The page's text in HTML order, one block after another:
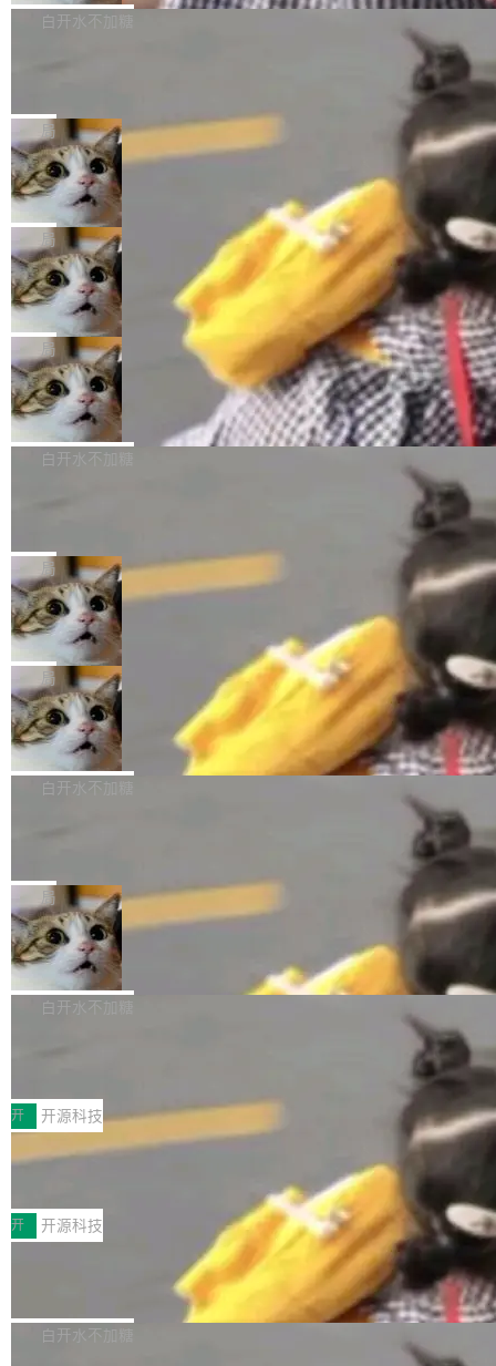
P9 patch03及以上版本。 *升级路径：设置 > 搜
很多中国音视频开发者而言，这个名字并不陌
“启蒙老师”。 而今年，恰好是雷霄骅离世十周
年。FFmpeg 社区最终选择用一个大版本的名
字，留下了这份纪念。 雷霄骅曾是中国传媒大学
数字电视技术方向的博士生，长期从事视频、音
频技...
导致公司在多个项目上超支。《金融时报》报道
编写程序，目标是完成电商平台作者信息与商品
列表的数据匹配 —— 一项常规的数据处理任
务，最终却产生了 180 万美元的账单，实际支出
超出原定预算 860%。 更令人意外的是，该项目
最终并未成功落地，而高额算力消耗持续运行长
达 5 个月，公司直到财务对账时才察觉异常。这
意味着一个无人看管的 AI 程序，在近半年时间
里日夜不停地"烧钱"。 复盘显示，...
白开水不加糖
e CEO Clément Delangue 在 CNBC 的采访里
没有拐弯抹角。他说中国正在赢得 AI 竞赛，而
且按目前的速度，中国 AI 工具预计在今年底或
2027 年就能追上美国前沿实验室的水平。 Dela
ngue 把原因归结为一件事：开放协作。中国的
AI 开发者在一个共享和协作的生态里加速迭代，
而美国模型厂商在"闭门造车"。他的原话是 "buil
ding in silos"——各自为战，互不通气。 这个判
断从他嘴里说出来分量不同。Hugging Face 是
全球最大的开源 AI 平台，上面跑着上百万个模
型。谁在开源赛道上领先，...
局
当 AI agent 把源码变成了最好的扩展系
统，开发者工具必须开源
五年前，David Crawshaw 问过很多软件工程师
一个问题：你写过什么给自己用的程序？答案几
乎都是没有。工程师们整天用别人写的程序写程
序给别人用。偶尔有人自己写个博客系统、智能
家居控制、家庭实验室，都算稀奇事。 Crawsh
aw 是 Shelley 的作者，一个开源 AI coding age
nt。他最近在博客上写了一篇文章，核心论点很
简单：开发者工具必须开源。 理由不是传统的自
由软件情怀，而是一个跟 AI agent 直接相关的
技术判断。 两行 prompt 就能个性化任何软件 C
局
DeepSeek Harness 宣布内测邀请，全
网最大规模开源 Agent 路演现场诞生
一条内测招募帖，发出去的时候大概没人想到它
会变成一场开源 Agent 生态的路演。 8月1日，
DeepSeek Harness 团队负责人崔添翼（tiany
i）在 X 上发帖： 「如果你是 Agent Harness 相
关开源项目的开发者，希望参加 DeepSeek Har
ness 的内测，可以回复或私信联系我。请附上
Harness 负责把能力落到真实环境中——调用工
具、读写文件、管理上下文、处理错误、完成闭
环。崔添翼招人的标...
局
商汤 SenseNova U1.5-Lite-Preview
开源
商汤科技宣布面向社区开源轻量级统一多模态模
型的预览版本 SenseNova U1.5-Lite-Preview。
理解、推理、生成与编辑，还仅以 8B-MoT 的轻
量大小，将能力推进到4K、更精细的真实质感、
更复杂的视觉控制和可持续迭代编辑。 相比 U
1，U1.5-Lite-Preview 在以下方向上带来了显著
提升： 原生支持4K图像生成； 更精细的局部纹
理、细节与真实世界质感； 更准确的中英文文字
生成与复杂版式组织； 更稳定的图...
白开水不加糖
nap。这次是 hwctl——一个用来检查 Ubuntu
硬件认证状态的命令行工具。 Canonical 工程师
Alan Griffiths 在邮件列表中说得很直白：「hwc
tl 是一个 Ubuntu 专有的包，它和它的依赖项都
是 Ubuntu 专有的，不会用在其他发行版上。」
所以 deb 版本的受众实际上为零。既然只有 Ub
untu 用户在用，那用 snap 打包就没什么可纠结
的。 从 deb 到 snap 的迁移路径 hwctl 是 rust-
hwlib 硬件 API 库的一部分，命令行工具负责查
局
Dario Amodei 担心新人来 Anthropic
只为金钱，不为使命
顶级 AI 研究员在两家公司之间来回跳，中间只
隔了几天。 Lilian Weng 上周刚宣布因健康原因
离开 Thinking Machines Lab，说自己作为联合
创始人的角色「太累了」。几天后，The Inform
ation 就曝出她将重回 OpenAI，负责递归自我
改进方向的研究。她是 Thinking Machines 过
一在人才争夺战中失血的公司。六月，Google
连失两员大将：Noam Shazeer 去了 Op...
局
FFmpeg 9.0 发布
FFmpeg 9.0 现已发布，包含多项改进。官方更
新日志列出的 9.0 版本主要更新内容如下： 扩
er HE-AAC 960 解码 (DAB+) transpose_cuda
filter 添加 AMF Frame Rate Converter (vf_frc
_amf) filter SMPTE 2094-50 元数据支持和直
通 ProRes RAW VideoToolbox 硬件加速器 AP
V ...
白开水不加糖
Code 在 X 上发帖：「DeepSeek Flash did 8T
tokens on August 1st. 5T of free usage + 3T
on OpenCode Go.」79.8 万次浏览，连带着 #
DeepSeek一天消耗了8万亿# 上了微博热搜——
注意这是 OpenCode 一家的消耗。 OpenCode
不完。」5T 来自免费额度，3T 来自 Go...
局
NetBSD 11.0 正式发布
NetBSD 11.0 现已正式发布，这是 NetBSD 操
作系统的第十八个主要版本。 自 NetBSD 10.1
ve JH71XX 的设备，例如 VisionFive 2、PINE
64 STAR64，以及 QEMU。 增强了对 POSIX.1
-2024 和 C23 编程接口标准的兼容性。 compat
_linux(8) 增强了对 Linux 系统调用的支持，包
括 epoll（围绕 kqueue 实现）、POSIX 消息队
列、...
白开水不加糖
案
享会在上海举办。鸿蒙生态的全场景智慧营销平
台鲸鸿动能协同华为游戏中心，面向游戏行业开
发者及生态伙伴，系统呈现了平台在游戏领域的
完整能力版图——从IAP高价值用户的全周期经
营、到IAA游戏的“买变一体”正循环、再到联运与
广告协同的全链路经营闭环，以及面向全球市场
的出海增长布局。 华为终端云业务商业化销售负
责人在开场致辞中表示，游戏开发者的核心诉求
已不再是“多一个投放渠道”，而是一套能够持续
开 开源科技
技嘉X3D系列再添新成员 B850 AORU
面向AMD Ryzen X3D处理器玩家，技嘉X3D系
列主板阵容迎来新成员——B850 AORUS ELITE
X3D。作为面向主流高性能平台打造的全新主板
产品，B850 AORUS ELITE X3D延续技嘉在X3
D平台优化上的技术积累，旨在为游戏玩家带来
更稳定、更高效的装机选择。 B850 AORUS ELI
开 开源科技
Zadig v5.0 发布：AI 发布专员与 AI 审
我们团队这几天最大的卡点不是 AI 写得不够
好，是 AI 写得太好了。 好到审查排期从两天的
白开水不加糖